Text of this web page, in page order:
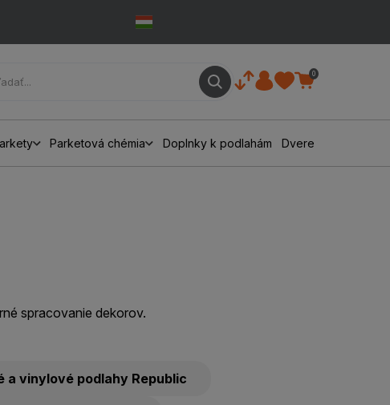
0
Parketová chémia Doplnky k podlahám Dvere
spracovanie dekorov.
a vinylové podlahy Republic